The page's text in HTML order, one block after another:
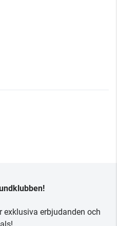
exklusiva erbjudanden och